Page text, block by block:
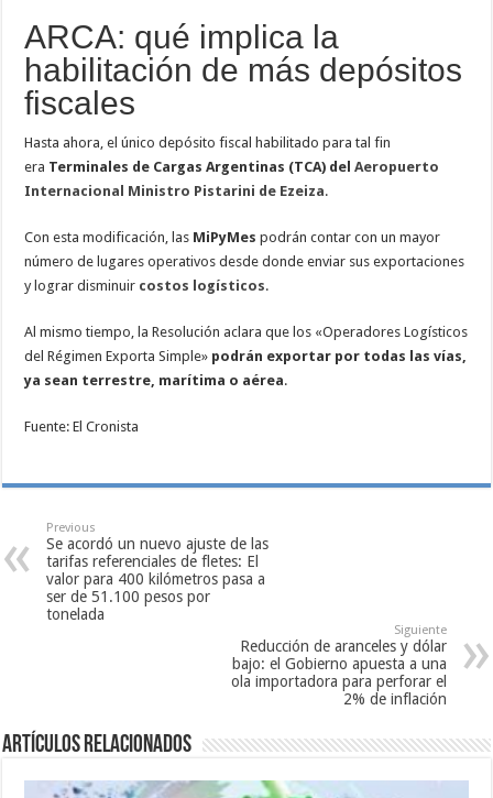
ARCA: qué implica la
habilitación de más depósitos
fiscales
Hasta ahora, el único depósito fiscal habilitado para tal fin
era Terminales de Cargas Argentinas (TCA) delAeropuerto
Internacional Ministro Pistarini de Ezeiza.
Con esta modificación, las MiPyMespodrán contar con un mayor
número de lugares operativos desde donde enviar sus exportaciones
y lograr disminuir costos logísticos.
Al mismo tiempo, la Resolución aclara que los «Operadores Logísticos
del Régimen Exporta Simple» podrán exportar por todas las vías,
ya sean terrestre, marítima o aérea.
Fuente: El Cronista
Previous
Se acordó un nuevo ajuste de las
tarifas referenciales de fletes: El
valor para 400 kilómetros pasa a
ser de 51.100 pesos por
tonelada
Siguiente
Reducción de aranceles y dólar
bajo: el Gobierno apuesta a una
ola importadora para perforar el
2% de inflación
Artículos relacionados